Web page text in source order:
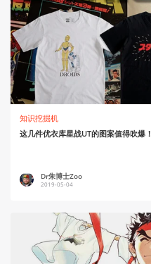
知识挖掘机
这几件优衣库星战UT的图案值得吹爆！
Dr朱博士Zoo
2019-05-04